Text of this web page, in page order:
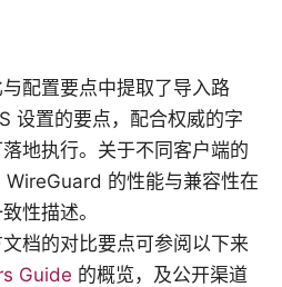
配置要点中提取了导入路
设置的要点，配合权威的字
地执行。关于不同客户端的
的性能与兼容性在
性描述。
档的对比要点可参阅以下来
Guide 的概览，及公开渠道